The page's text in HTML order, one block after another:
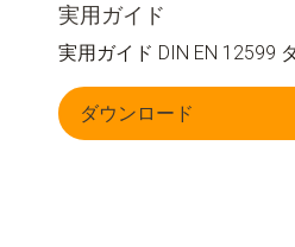
実用ガイド
実用ガイド DIN EN 12599
ダウンロード